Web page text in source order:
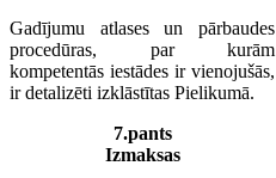
Gadījumu atlases un pārbaudes
procedūras, par kurām
kompetentās iestādes ir vienojušās,
ir detalizēti izklāstītas Pielikumā.
7.pants
Izmaksas